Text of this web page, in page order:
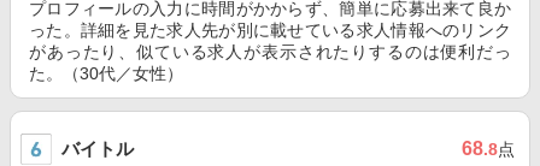
プロフィールの入力に時間がかからず、簡単に応募出来て良か
った。詳細を見た求人先が別に載せている求人情報へのリンク
があったり、似ている求人が表示されたりするのは便利だっ
た。（30代／女性）
バイトル 68.8点